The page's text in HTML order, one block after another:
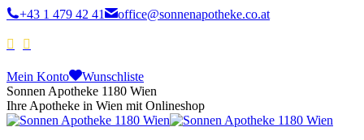
+43 1 479 42 41 office@sonnenapotheke.co.at
Mein Konto
Wunschliste
Sonnen Apotheke 1180 Wien
Ihre Apotheke in Wien mit Onlineshop